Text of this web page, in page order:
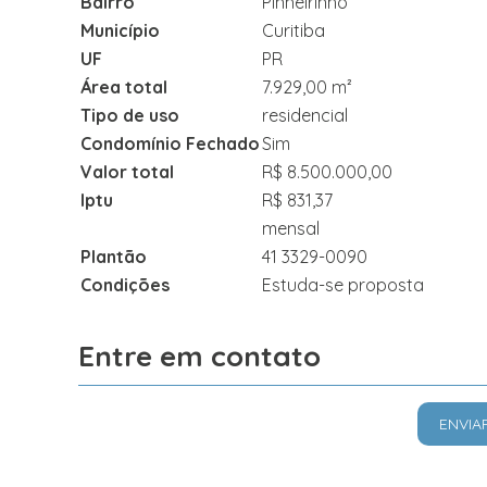
Município
Curitiba
UF
PR
Área total
7.929,00 m²
Tipo de uso
residencial
Condomínio FechadoSim
Valor total
R$ 8.500.000,00
Iptu
R$ 831,37
mensal
Plantão
41 3329-0090
Condições
Estuda-se proposta
Entre em contato